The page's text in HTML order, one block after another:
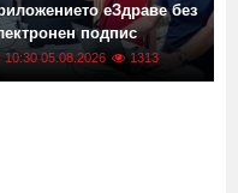
еЗдраве без
подпис
10:30 05.08.2026 1313